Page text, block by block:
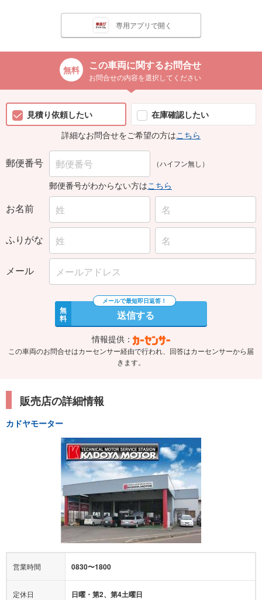
専用アプリで開く
この車両に関するお問合せ
お問合せの内容を選択してください
見積り依頼したい
在庫確認したい
詳細なお問合せをご希望の方はこちら
郵便番号 （ハイフン無し）
郵便番号がわからない方はこちら
お名前
ふりがな
メール
無
料 送信する
情報提供：
この車両のお問合せはカーセンサー経由で行われ、回答はカーセンサーから届
きます。
販売店の詳細情報
カドヤモーター
営業時間 0830〜1800
定休日 日曜・第2、第4土曜日